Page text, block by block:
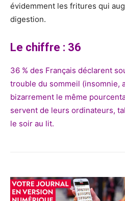
évidemment les fritures qui
digestion.
Le chiffre : 36
36 % des Français déclarent
trouble du sommeil (insomnie,
bizarrement le même
servent de leurs ordinateurs,
le soir au lit.